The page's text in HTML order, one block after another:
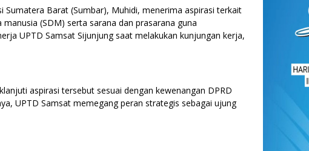
Sumatera Barat (Sumbar), Muhidi, menerima aspirasi terkait
(SDM) serta sarana dan prasarana guna
UPTD Samsat Sijunjung saat melakukan kunjungan kerja,
aspirasi tersebut sesuai dengan kewenangan DPRD
UPTD Samsat memegang peran strategis sebagai ujung